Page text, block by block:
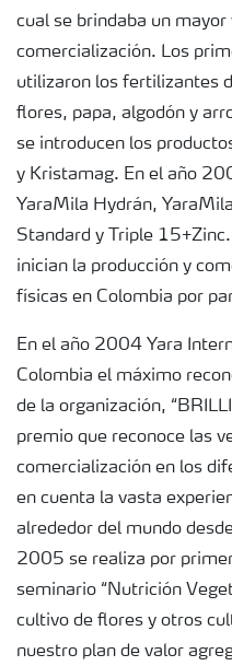
cual se brindaba un mayor
comercialización. Los
utilizaron los fertilizantes
flores, papa, algodón y
se introducen los
y Kristamag. En el año
YaraMila Hydrán,
Standard y Triple
inician la producción y
físicas en Colombia por
En el año 2004 Yara
Colombia el máximo
de la organización,
premio que reconoce las
comercialización en los
en cuenta la vasta
alrededor del mundo
2005 se realiza por
seminario “Nutrición
cultivo de flores y otros
nuestro plan de valor